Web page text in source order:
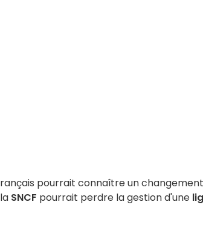
pourrait connaître un
SNCF pourrait perdre la gestion d'une